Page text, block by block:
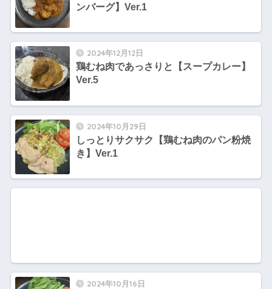
ンバーグ】Ver.1
2024年12月12日
鶏むね肉であっさりと【スープカレー】
Ver.5
2024年10月29日
しっとりサクサク【鶏むね肉のパン粉焼
き】Ver.1
2024年10月16日